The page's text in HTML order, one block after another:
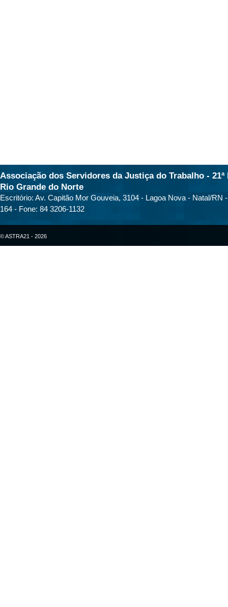
Associação dos Servidores da Justiça do Trabalho - 21ª
Rio Grande do Norte
Escritório: Av. Capitão Mor Gouveia, 3104 - Lagoa Nova - Natal/RN
164 - Fone: 84 3206-1132
© ASTRA21 - 2026